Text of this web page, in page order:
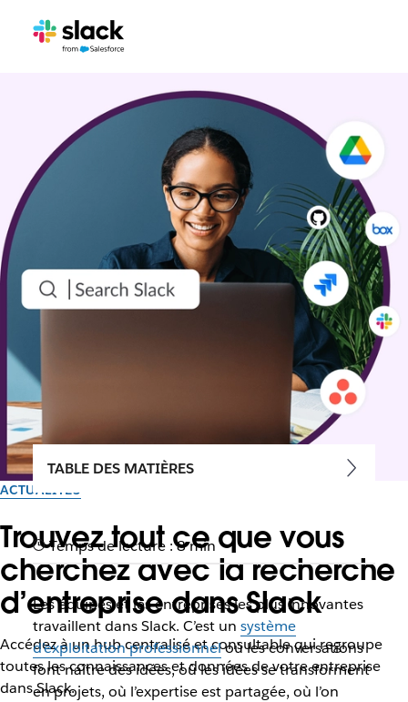
ACTUALITÉS
Trouvez tout ce que vous
cherchez avec la recherche
d’entreprise dans Slack
Accédez à un hub centralisé et consultable qui regroupe
toutes les connaissances et données de votre entreprise
dans Slack.
TABLE DES MATIÈRES
Temps de lecture : 8 min
Les équipes et les entreprises les plus innovantes
travaillent dans Slack. C’est un système
d’exploitation professionneloù les conversations
font naître des idées, où les idées se transforment
en projets, où l’expertise est partagée, où l’on